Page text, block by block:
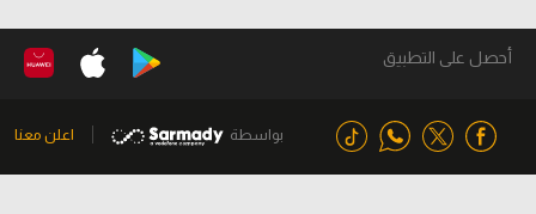
أحصل على التطبيق
بواسطة اعلن معنا